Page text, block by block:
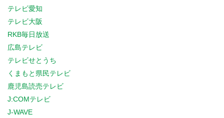
テレビ愛知
テレビ大阪
RKB毎日放送
広島テレビ
テレビせとうち
くまもと県民テレビ
鹿児島読売テレビ
J:COMテレビ
J-WAVE